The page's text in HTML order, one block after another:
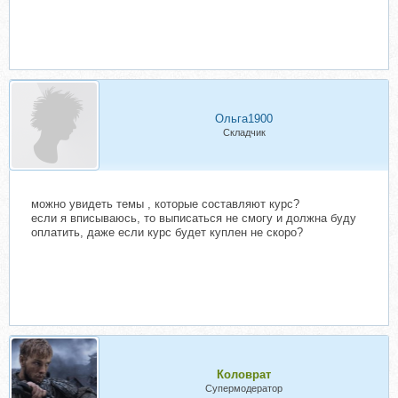
Ольга1900
Складчик
можно увидеть темы , которые составляют курс?
если я вписываюсь, то выписаться не смогу и должна буду
оплатить, даже если курс будет куплен не скоро?
Коловрат
Супермодератор